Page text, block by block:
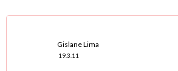
Gislane Lima
19.3.11